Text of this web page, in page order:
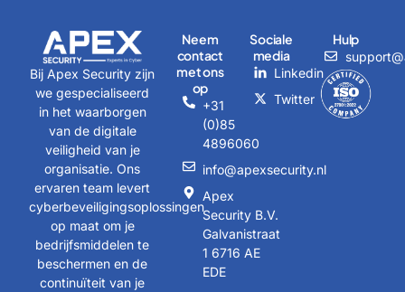
Bij Apex Security zijn
we gespecialiseerd
in het waarborgen
van de digitale
veiligheid van je
organisatie. Ons
ervaren team levert
cyberbeveiligingsoplossingen
op maat om je
bedrijfsmiddelen te
beschermen en de
continuïteit van je
Neem
contact
met ons
op
+31
(0)85
4896060
info@apexsecurity.nl
Apex
Security B.V.
Galvanistraat
1 6716 AE
EDE
Sociale
media
Linkedin
Twitter
Hulp